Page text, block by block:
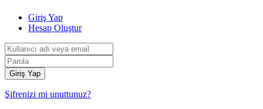
Giriş Yap
Hesap Oluştur
Giriş Yap
Şifrenizi mi unuttunuz?